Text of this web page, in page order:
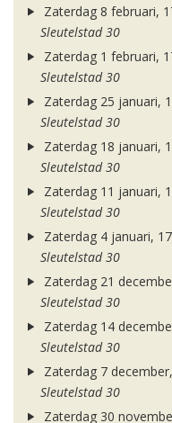
Zaterdag 8 februari,
Sleutelstad 30
Zaterdag 1 februari,
Sleutelstad 30
Zaterdag 25 januari,
Sleutelstad 30
Zaterdag 18 januari,
Sleutelstad 30
Zaterdag 11 januari,
Sleutelstad 30
Zaterdag 4 januari,
Sleutelstad 30
Zaterdag 21
Sleutelstad 30
Zaterdag 14
Sleutelstad 30
Zaterdag 7
Sleutelstad 30
Zaterdag 30